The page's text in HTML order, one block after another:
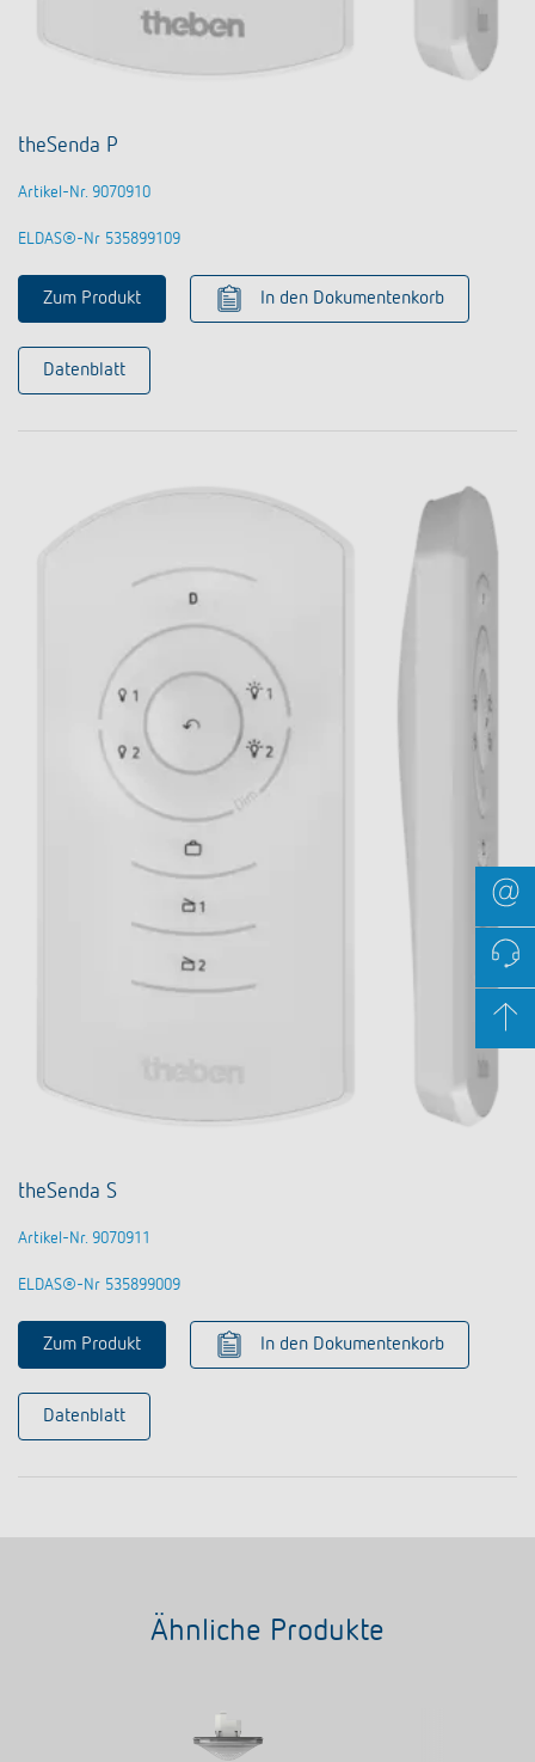
theSenda P
Artikel-Nr. 9070910
ELDAS®-Nr 535899109
Zum Produkt In den Dokumentenkorb
Datenblatt
theSenda S
Artikel-Nr. 9070911
ELDAS®-Nr 535899009
Zum Produkt In den Dokumentenkorb
Datenblatt
Ähnliche Produkte